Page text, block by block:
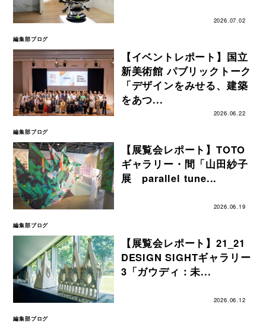
2026.07.02
編集部ブログ
【イベントレポート】国立
新美術館 パブリックトーク
「デザインをみせる、建築
をあつ...
2026.06.22
編集部ブログ
【展覧会レポート】TOTO
ギャラリー・間「山田紗子
展 parallel tune...
2026.06.19
編集部ブログ
【展覧会レポート】21_21
DESIGN SIGHTギャラリー
3「ガウディ：未...
2026.06.12
編集部ブログ